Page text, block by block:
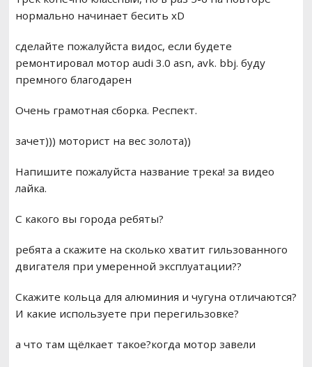
нормально начинает бесить xD
сделайте пожалуйста видос, если будете
ремонтировал мотор audi 3.0 asn, avk. bbj. буду
премного благодарен
Очень грамотная сборка. Респект.
зачет))) моторист на вес золота))
Напишите пожалуйста название трека! за видео
лайка.
С какого вы города ребяты?
ребята а скажите на сколько хватит гильзованного
двигателя при умеренной эксплуатации??
Скажите кольца для алюминия и чугуна отличаются?
И какие используете при перегильзовке?
а что там щёлкает такое?когда мотор завели